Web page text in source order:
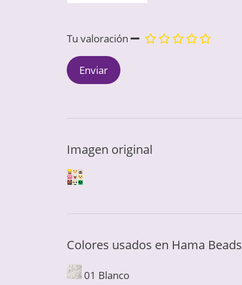
Tu valoración
Imagen original
Colores usados en Hama Beads
01 Blanco